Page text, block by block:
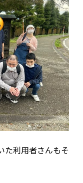
た利用者さんもそ